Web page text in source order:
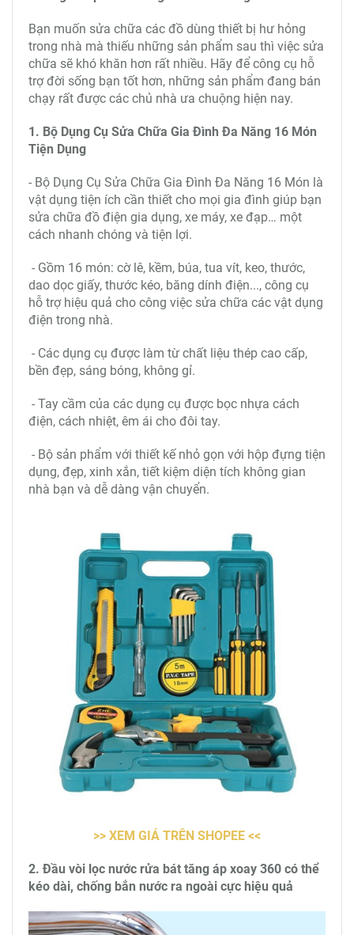
Bạn muốn sửa chữa các đồ dùng thiết bị hư hỏng
trong nhà mà thiếu những sản phẩm sau thì việc sửa
chữa sẽ khó khăn hơn rất nhiều. Hãy để công cụ hỗ
trợ đời sống bạn tốt hơn, những sản phẩm đang bán
chạy rất được các chủ nhà ưa chuộng hiện nay.
1. Bộ Dụng Cụ Sửa Chữa Gia Đình Đa Năng 16 Món
Tiện Dụng
- Bộ Dụng Cụ Sửa Chữa Gia Đình Đa Năng 16 Món là
vật dụng tiện ích cần thiết cho mọi gia đình giúp bạn
sửa chữa đồ điện gia dụng, xe máy, xe đạp… một
cách nhanh chóng và tiện lợi.
- Gồm 16 món: cờ lê, kềm, búa, tua vít, keo, thước,
dao dọc giấy, thước kéo, băng dính điện..., công cụ
hỗ trợ hiệu quả cho công việc sửa chữa các vật dụng
điện trong nhà.
- Các dụng cụ được làm từ chất liệu thép cao cấp,
bền đẹp, sáng bóng, không gỉ.
- Tay cầm của các dụng cụ được bọc nhựa cách
điện, cách nhiệt, êm ái cho đôi tay.
- Bộ sản phẩm với thiết kế nhỏ gọn với hộp đựng tiện
dụng, đẹp, xinh xắn, tiết kiệm diện tích không gian
nhà bạn và dễ dàng vận chuyển.
>> XEM GIÁ TRÊN SHOPEE <<
2. Đầu vòi lọc nước rửa bát tăng áp xoay 360 có thể
kéo dài, chống bắn nước ra ngoài cực hiệu quả